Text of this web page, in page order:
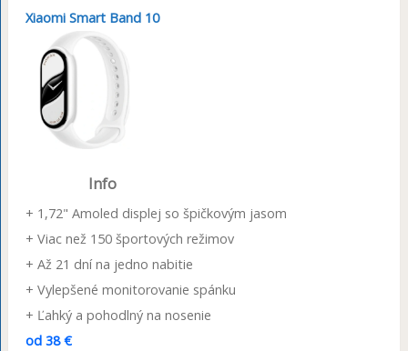
Xiaomi Smart Band 10
Info
+ 1,72" Amoled displej so špičkovým jasom
+ Viac než 150 športových režimov
+ Až 21 dní na jedno nabitie
+ Vylepšené monitorovanie spánku
+ Ľahký a pohodlný na nosenie
od 38 €